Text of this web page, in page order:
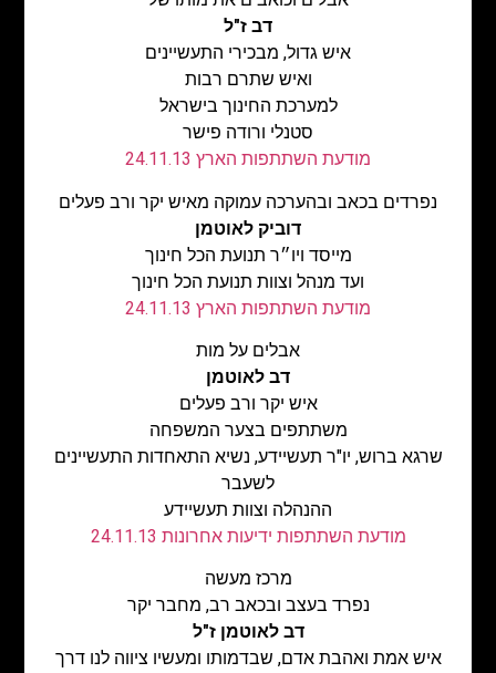
דב ז"ל
איש גדול, מבכירי התעשיינים
ואיש שתרם רבות
למערכת החינוך בישראל
סטנלי ורודה פישר
מודעת השתתפות הארץ 24.11.13
נפרדים בכאב ובהערכה עמוקה מאיש יקר ורב פעלים
דוביק לאוטמן
מייסד ויו״ר תנועת הכל חינוך
ועד מנהל וצוות תנועת הכל חינוך
מודעת השתתפות הארץ 24.11.13
אבלים על מות
דב לאוטמן
איש יקר ורב פעלים
משתתפים בצער המשפחה
שרגא ברוש, יו"ר תעשיידע, נשיא התאחדות התעשיינים
לשעבר
ההנהלה וצוות תעשיידע
מודעת השתתפות ידיעות אחרונות 24.11.13
מרכז מעשה
נפרד בעצב ובכאב רב, מחבר יקר
דב לאוטמן ז"ל
איש אמת ואהבת אדם, שבדמותו ומעשיו ציווה לנו דרך